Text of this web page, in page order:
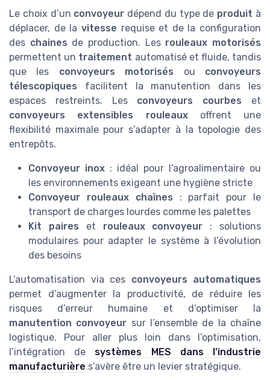
Le choix d’un convoyeur dépend du type de produit à
déplacer, de la vitesse requise et de la configuration
des chaines de production. Les rouleaux motorisés
permettent un traitement automatisé et fluide, tandis
que les convoyeurs motorisés ou convoyeurs
télescopiques facilitent la manutention dans les
espaces restreints. Les convoyeurs courbes et
convoyeurs extensibles rouleauxoffrent une
flexibilité maximale pour s’adapter à la topologie des
entrepôts.
Convoyeur inox : idéal pour l’agroalimentaire ou
les environnements exigeant une hygiène stricte
Convoyeur rouleaux chaînes : parfait pour le
transport de charges lourdes comme les palettes
Kit paires et rouleaux convoyeur : solutions
modulaires pour adapter le système à l’évolution
des besoins
L’automatisation via ces convoyeurs automatiques
permet d’augmenter la productivité, de réduire les
risques d’erreur humaine et d’optimiser la
manutention convoyeur sur l’ensemble de la chaîne
logistique. Pour aller plus loin dans l’optimisation,
l’intégration de systèmes MES dans l’industrie
manufacturière s’avère être un levier stratégique.